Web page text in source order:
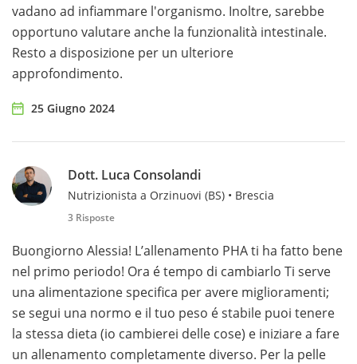
vadano ad infiammare l'organismo. Inoltre, sarebbe
opportuno valutare anche la funzionalità intestinale.
Resto a disposizione per un ulteriore
approfondimento.
25 Giugno 2024
Dott. Luca Consolandi
Nutrizionista a Orzinuovi (BS) • Brescia
3 Risposte
Buongiorno Alessia! L’allenamento PHA ti ha fatto bene
nel primo periodo! Ora é tempo di cambiarlo Ti serve
una alimentazione specifica per avere miglioramenti;
se segui una normo e il tuo peso é stabile puoi tenere
la stessa dieta (io cambierei delle cose) e iniziare a fare
un allenamento completamente diverso. Per la pelle